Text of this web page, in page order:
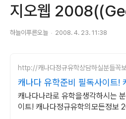
지오웹
하늘이푸른오늘 2008. 4. 23. 11:38
http://캐나다정규유학상담하실분들꼭
캐나다 유학준비 필독사이트!
세요!
캐나다나라로 유학을생각하시는
이트! 캐나다정규유학의모든정보